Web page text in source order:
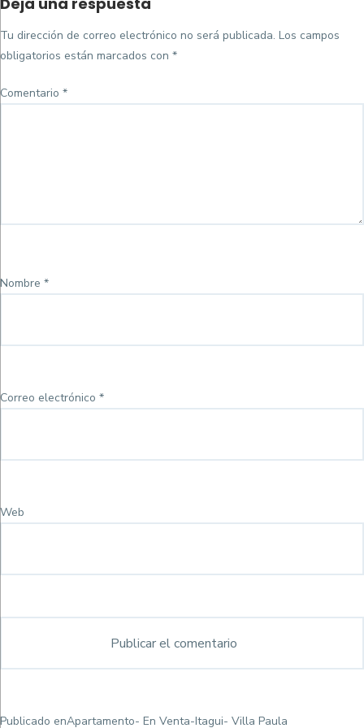
on
Tu dirección de correo electrónico no será publicada. Los campos
obligatorios están marcados con *
Comentario *
Nombre *
Correo electrónico *
Web
Navegación
Publicado enApartamento- En Venta-Itagui- Villa Paula